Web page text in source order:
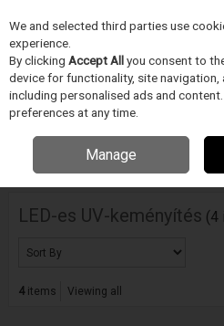
Skip to content
Menu
Home ORVOSTECHNIKAI ESZKÖZ
LED-es UV-keményítés (4
4items Viewing all
We and selected third parties use
experience.
By clicking Accept Allyou consent to
device for functionality, site navigation,
including personalised ads and
preferences at any time.
Manage